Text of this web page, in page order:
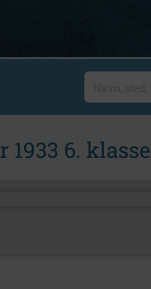
1933 6. klasse